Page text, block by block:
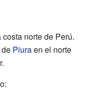
norte de Perú.
Piuraen el norte